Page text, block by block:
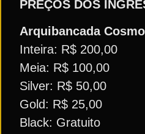
PREÇOS DOS
Arquibancada
Inteira: R$ 200,00
Meia: R$ 100,00
Silver: R$ 50,00
Gold: R$ 25,00
Black: Gratuito